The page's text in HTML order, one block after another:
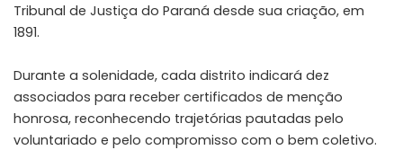
Tribunal de Justiça do Paraná desde sua criação, em
1891.
Durante a solenidade, cada distrito indicará dez
associados para receber certificados de menção
honrosa, reconhecendo trajetórias pautadas pelo
voluntariado e pelo compromisso com o bem coletivo.